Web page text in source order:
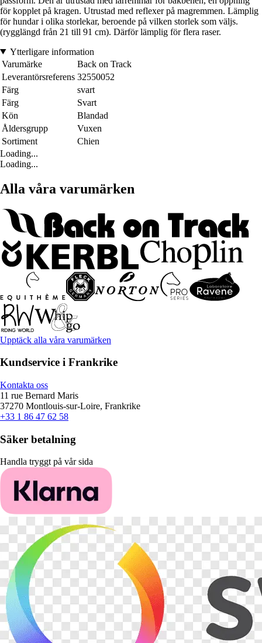
för kopplet på kragen. Utrustad med reflexer på magremmen. Lämplig
för hundar i olika storlekar, beroende på vilken storlek som väljs.
(rygglängd från 21 till 91 cm). Därför lämplig för flera raser.
Ytterligare information
Varumärke
Back on Track
Leverantörsreferens 32550052
Färg
svart
Färg
Svart
Kön
Blandad
Åldersgrupp
Vuxen
Sortiment
Chien
Loading...
Loading...
Alla våra varumärken
Upptäck alla våra varumärken
Kundservice i Frankrike
Kontakta oss
11 rue Bernard Maris
37270 Montlouis-sur-Loire, Frankrike
+33 1 86 47 62 58
Säker betalning
Handla tryggt på vår sida